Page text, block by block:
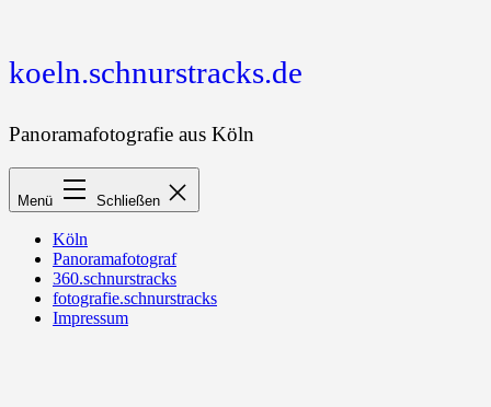
koeln.schnurstracks.de
Panoramafotografie aus Köln
Menü Schließen
Köln
Panoramafotograf
360.schnurstracks
fotografie.schnurstracks
Impressum